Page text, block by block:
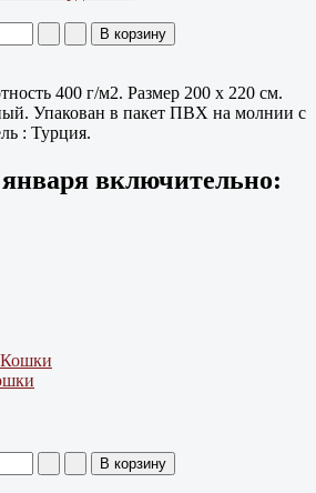
400 г/м2. Размер 200 х 220 см.
Упакован в пакет ПВХ на молнии с
: Турция.
января включительно: